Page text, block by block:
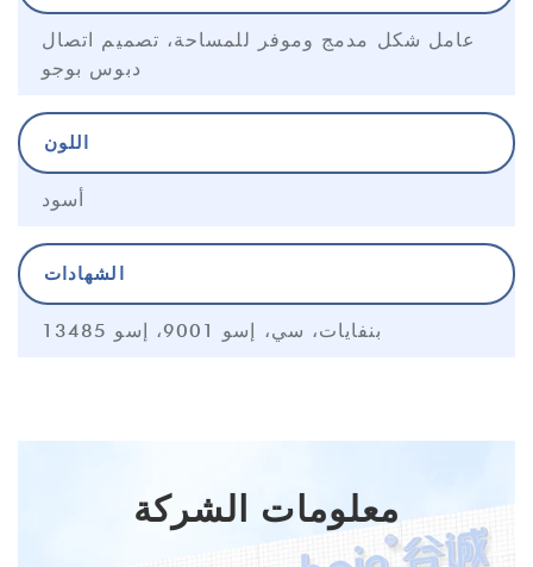
عامل شكل مدمج وموفر للمساحة، تصميم اتصال
دبوس بوجو
اللون
أسود
الشهادات
بنفايات، سي، إسو 9001، إسو 13485
معلومات الشركة